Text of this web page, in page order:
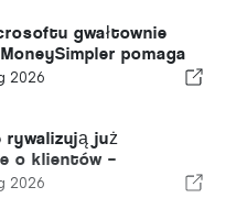
gwałtownie
pomaga
budować dochód
na sztucznej
2026
rywalizują już
o klientów –
o talenty
2026